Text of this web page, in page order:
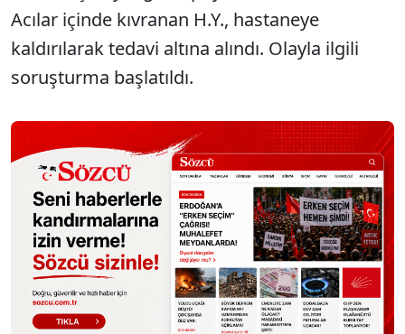
Acılar içinde kıvranan H.Y., hastaneye
kaldırılarak tedavi altına alındı. Olayla ilgili
soruşturma başlatıldı.